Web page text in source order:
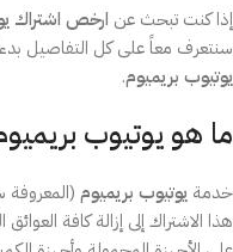
إذا كنت تبحث عن ارخص اشتراك
سنتعرف معاً على كل التفاصيل
يوتيوب بريميوم.
ما هو يوتيوب
خدمة يوتيوب بريميوم
هذا الاشتراك إلى إزالة كافة